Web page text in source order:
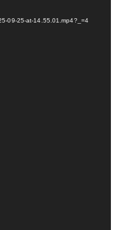
09-25-at-14.55.01.mp4?_=4